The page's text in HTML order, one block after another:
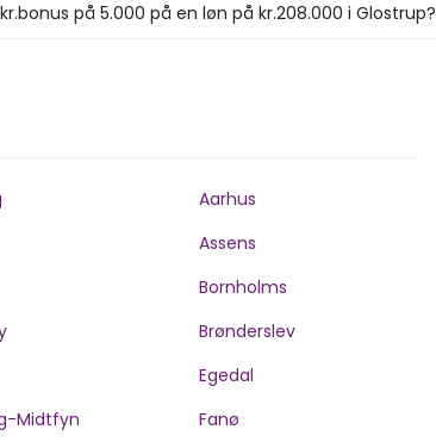
på 5.000 på en løn på kr.208.000 i Glostrup?
Aarhus
Assens
Bornholms
Brønderslev
Egedal
Midtfyn
Fanø